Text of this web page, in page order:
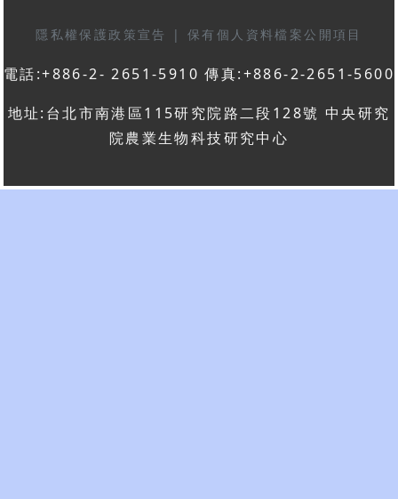
隱私權保護政策宣告 | 保有個人資料檔案公開項目
電話:+886-2- 2651-5910 傳真:+886-2-2651-5600
地址:台北市南港區115研究院路二段128號 中央研究
院農業生物科技研究中心